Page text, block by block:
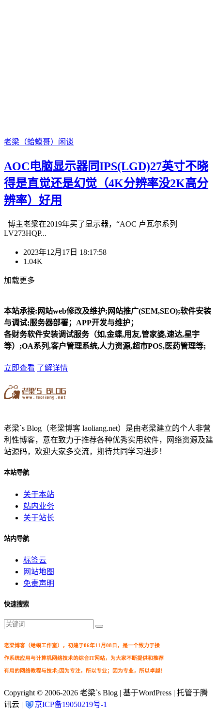
老梁（蛤蟆哥） 闲谈
AOC电脑显示器同IPS(LGD)27英寸不晓
得是直觉还是幻觉（4K分辨率没2K高分
辨率）好用
博主老梁在2019年买了显示器，“AOC 卢瓦尔系列
LV273HQP...
2023年12月17日 18:17:58
1.04K
加载更多
本站承接:网站web修改及维护;网站推广(SEM,SEO);软件安装
与调试;服务器部署；APP开发与维护；
各财务软件安装调试服务（如,金蝶,用友,管家婆,速达,星宇
等）;OA系列,客户管理系统,人力资源,超市POS,医药管理等;
立即查看 了解详情
老梁`s Blog（老梁博客 laoliang.net）是由老梁建立的个人非营
利性博客，意在致力于推荐各种优秀实用软件，网络资源及建
站源码，欢迎大家多交流，期待共同学习进步！
本站导航
关于本站
站内业务
关于站长
站内导航
标签云
网站地图
免责声明
快速搜索
老梁博客（蛤蟆工作室），初建于06年11月08日，是一个致力于操
作系统应用与计算机网络技术的综合IT网站，为大家不断提供和推荐
有用的网络教程与技术;因为专注，所以专业；因为专业，所以卓越！
Copyright © 2006-2026 老梁`s Blog | 基于WordPress | 托管于腾
讯云 |
京ICP备19050219号-1